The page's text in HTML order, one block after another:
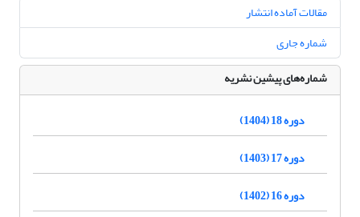
مقالات آماده انتشار
شماره جاری
شماره‌های پیشین نشریه
دوره 18 (1404)
دوره 17 (1403)
دوره 16 (1402)